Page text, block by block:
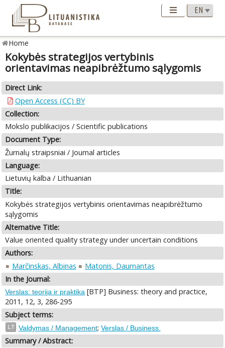
Home
Kokybės strategijos vertybinis
orientavimas neapibrėžtumo sąlygomis
Direct Link:
Open Access (CC) BY
Collection:
Mokslo publikacijos / Scientific publications
Document Type:
Žurnalų straipsniai / Journal articles
Language:
Lietuvių kalba / Lithuanian
Title:
Kokybės strategijos vertybinis orientavimas neapibrėžtumo
sąlygomis
Alternative Title:
Value oriented quality strategy under uncertain conditions
Authors:
Marčinskas, Albinas
Matonis, Daumantas
In the Journal:
Verslas: teorija ir praktika [BTP] Business: theory and practice,
2011, 12, 3, 286-295
Subject terms:
LT Valdymas / Management; Verslas / Business.
Summary / Abstract: